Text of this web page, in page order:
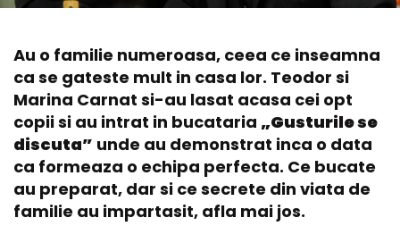
Au o familie numeroasa, ceea ce inseamna
ca se gateste mult in casa lor. Teodor si
Marina Carnat si-au lasat acasa cei opt
copii si au intrat in bucataria „Gusturile se
discuta” unde au demonstrat inca o data
ca formeaza o echipa perfecta. Ce bucate
au preparat, dar si ce secrete din viata de
familie au impartasit, afla mai jos.